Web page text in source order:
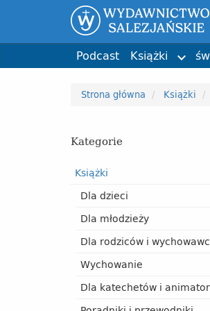
Podcast Książki 
Wychowanie
Dla katechetów i animatorów
Poradniki i przewodniki
Przypinki
Dzień Matki
kolorowanka
św. Jan Bosko
Phil Bosmans
Bruno Ferrero
Strona główna Książki
Kategorie
Książki
Dla dzieci
Dla młodzieży
Dla rodziców i
Wychowanie
Dla katechetów i